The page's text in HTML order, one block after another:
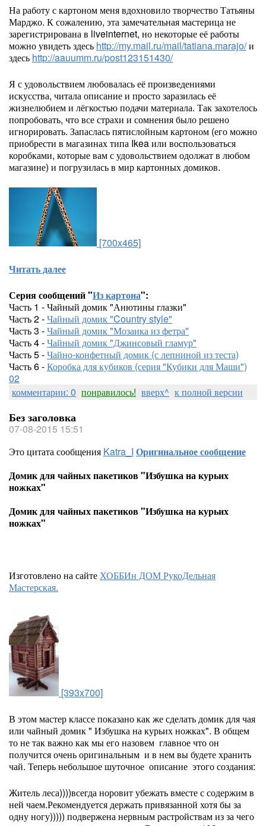
На работу с картоном меня вдохновило творчество Татьяны
Марджо. К сожалению, эта замечательная мастерица не
зарегистрирована в liveinternet, но некоторые её работы
можно увидеть здесь http://my.mail.ru/mail/tatiana.marajo/и
здесь http://aauumm.ru/post123151430/
Я с удовольствием любовалась её произведениями
искусства, читала описание и просто заразилась её
жизнелюбием и лёгкостью подачи материала. Так захотелось
попробовать, что все страхи и сомнения было решено
игнорировать. Запаслась пятислойным картоном (его можно
приобрести в магазинах типа Ikea или воспользоваться
коробками, которые вам с удовольствием одолжат в любом
магазине) и погрузилась в мир картонных домиков.
[700x465]
Читать далее
Серия сообщений "Из картона":
Часть 1 - Чайный домик "Анютины глазки"
Часть 2 -Чайный домик "Country style"
Часть 3 -Чайный домик "Мозаика из фетра"
Часть 4 -Чайный домик "Джинсовый гламур"
Часть 5 -Чайно-конфетный домик (с лепниной из теста)
Часть 6 -Коробка для кубиков (серия "Кубики для Маши")
02
комментарии: 0 понравилось! вверх^ к полной версии
Без заголовка
07-08-2015 15:51
Это цитата сообщения Katra_I Оригинальное сообщение
Домик для чайных пакетиков "Избушка на курьих
ножках"
Домик для чайных пакетиков "Избушка на курьих
ножках"
Изготовлено на сайтеХОББИн ДОМ РукоДельная
Мастерская.
[393x700]
В этом мастер классе показано как же сделать домик для чая
или чайный домик " Избушка на курьих ножках". В общем
то не так важно как мы его назовем главное что он
получится очень оригинальным и в нем вы будете хранить
чай. Теперь небольшое шуточное описание этого создания:
Житель леса))))всегда норовит убежать вместе с содержим в
ней чаем.Рекомендуется держать привязанной хотя бы за
одну ногу))))) подвержена нервным растройствам из за чего